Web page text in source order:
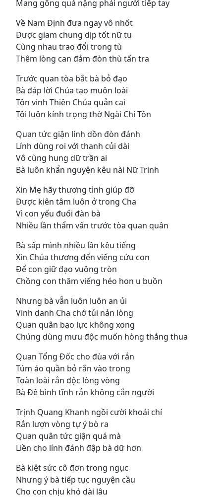
Mang gông quá nặng phải người tiếp tay
Về Nam Ðịnh đưa ngay vô nhốt
Ðược giam chung dịp tốt nữ tu
Cùng nhau trao đổi trong tù
Thêm lòng can đảm đòn thù tấn tra
Trước quan tòa bắt bà bỏ đạo
Bà đáp lời Chúa tạo muôn loài
Tôn vinh Thiên Chúa quản cai
Tôi luôn kính trọng thờ Ngài Chí Tôn
Quan tức giận lính dồn đòn đánh
Lính dùng roi với thanh củi dài
Vô cùng hung dữ trần ai
Bà luôn khẩn nguyện kêu nài Nữ Trinh
Xin Mẹ hãy thương tình giúp đỡ
Ðược kiên tâm luôn ở trong Cha
Vì con yếu đuối đàn bà
Nhiều lần thẩm vấn trước tòa quan quân
Bà sấp mình nhiều lần kêu tiếng
Xin Chúa thương đến viếng cứu con
Ðể con giữ đạo vuông tròn
Chồng con thăm viếng héo hon u buồn
Nhưng bà vẫn luôn luôn an ủi
Vinh danh Cha chớ tủi nản lòng
Quan quân bạo lực không xong
Chúng dùng mưu độc muốn hòng thắng thua
Quan Tổng Ðốc cho đùa với rắn
Túm áo quần bỏ rắn vào trong
Toàn loài rắn độc lòng vòng
Bà Ðê bình tĩnh rắn không cắn người
Trịnh Quang Khanh ngồi cười khoái chí
Rắn lượn vòng tự ý bò ra
Quan quân tức giận quá mà
Liền cho lính đánh đập bà dữ hơn
Bà kiệt sức cô đơn trong ngục
Nhưng ý bà tiếp tục nguyện cầu
Cho con chịu khó dài lâu